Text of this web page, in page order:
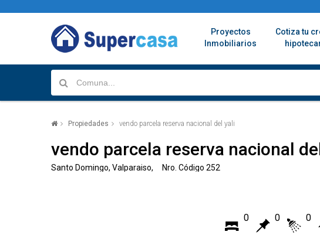
Proyectos
Inmobiliarios
Cotiza tu
Propiedades vendo parcela reserva nacional del yali
vendo parcela reserva nacional
Santo Domingo, Valparaiso, Nro. Código 252
0 0 0